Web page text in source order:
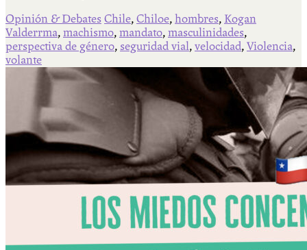
Opinión & Debates Chile, Chiloe, hombres, Kogan
Valderrma, machismo, mandato, masculinidades,
perspectiva de género, seguridad vial, velocidad, Violencia,
volante